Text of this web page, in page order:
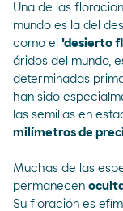
Una de las
mundo es la del
como el 'desierto
áridos del mundo,
determinadas
han sido
las semillas en
milímetros de
Muchas de las
permanecen
Su floración es